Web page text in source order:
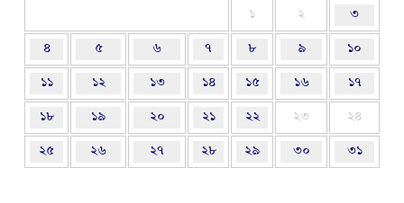
১ ২ ৩
৪ ৫ ৬ ৭ ৮ ৯ ১০
১১ ১২ ১৩ ১৪ ১৫ ১৬ ১৭
১৮ ১৯ ২০ ২১ ২২ ২৩ ২৪
২৫ ২৬ ২৭ ২৮ ২৯ ৩০ ৩১